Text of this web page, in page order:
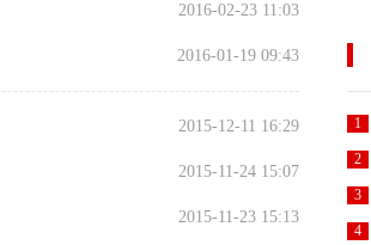
2016-02-23 11:03
2016-01-19 09:43
2015-12-11 16:29
2015-11-24 15:07
2015-11-23 15:13
1
2
3
4